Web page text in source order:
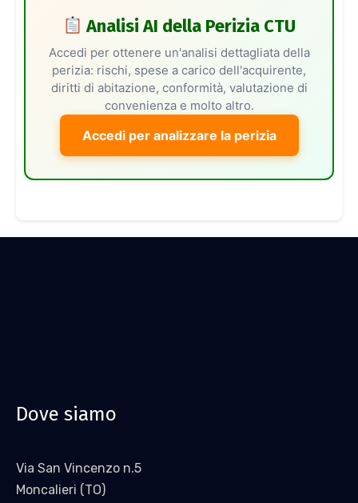
Analisi AI della Perizia CTU
Accedi per ottenere un'analisi dettagliata della
perizia: rischi, spese a carico dell'acquirente,
diritti di abitazione, conformità, valutazione di
convenienza e molto altro.
Accedi per analizzare la perizia
Dove siamo
Via San Vincenzo n.5
Moncalieri (TO)